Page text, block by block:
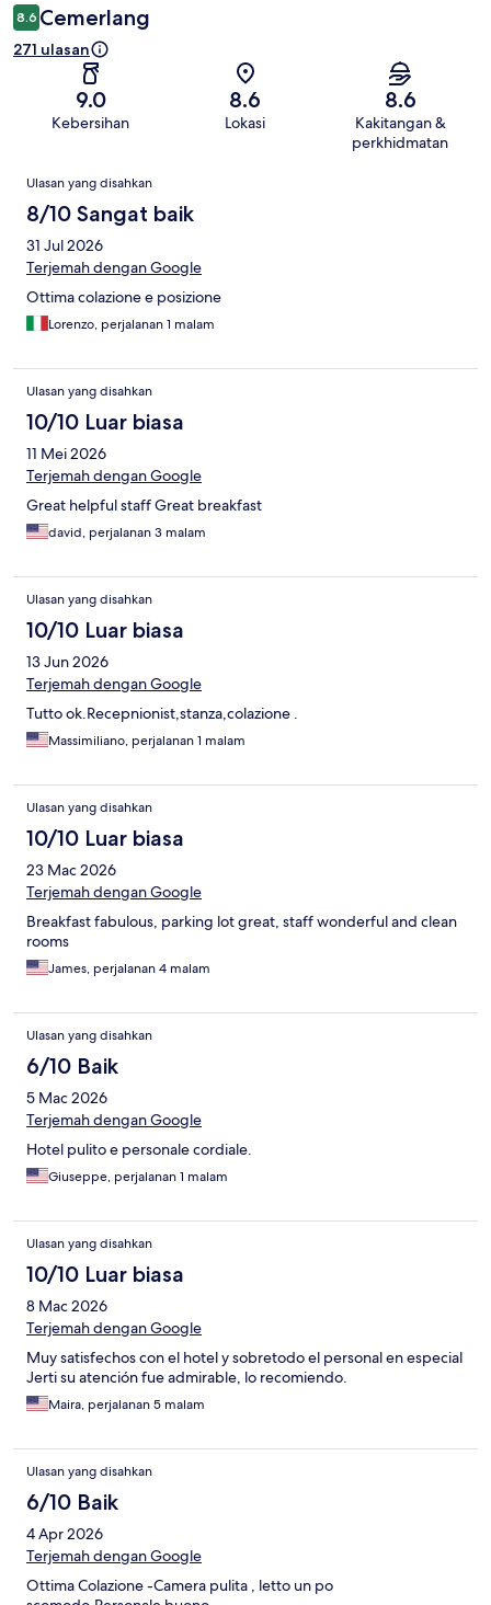
8.6 Cemerlang
271 ulasan
9.0
Kebersihan
8.6
Lokasi
8.6
Kakitangan &
perkhidmatan
Ulasan
Ulasan yang disahkan
8/10 Sangat baik
31 Jul 2026
Terjemah dengan Google
Ottima colazione e posizione
Lorenzo, perjalanan 1 malam
Ulasan yang disahkan
10/10 Luar biasa
11 Mei 2026
Terjemah dengan Google
Great helpful staff Great breakfast
david, perjalanan 3 malam
Ulasan yang disahkan
10/10 Luar biasa
13 Jun 2026
Terjemah dengan Google
Tutto ok.Recepnionist,stanza,colazione .
Massimiliano, perjalanan 1 malam
Ulasan yang disahkan
10/10 Luar biasa
23 Mac 2026
Terjemah dengan Google
Breakfast fabulous, parking lot great, staff wonderful and clean
rooms
James, perjalanan 4 malam
Ulasan yang disahkan
6/10 Baik
5 Mac 2026
Terjemah dengan Google
Hotel pulito e personale cordiale.
Giuseppe, perjalanan 1 malam
Ulasan yang disahkan
10/10 Luar biasa
8 Mac 2026
Terjemah dengan Google
Muy satisfechos con el hotel y sobretodo el personal en especial
Jerti su atención fue admirable, lo recomiendo.
Maira, perjalanan 5 malam
Ulasan yang disahkan
6/10 Baik
4 Apr 2026
Terjemah dengan Google
Ottima Colazione -Camera pulita , letto un po